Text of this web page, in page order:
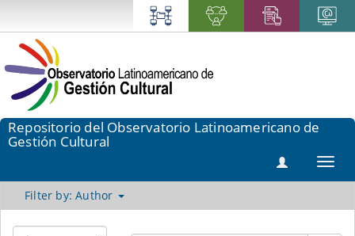
Repositorio del Observatorio Latinoamericano de
Gestión Cultural
Filter by: Author